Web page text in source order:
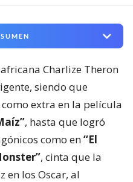
Charlize Theron
siendo que
extra en la película
, hasta que logró
como en“El
, cinta que la
en los Oscar, al